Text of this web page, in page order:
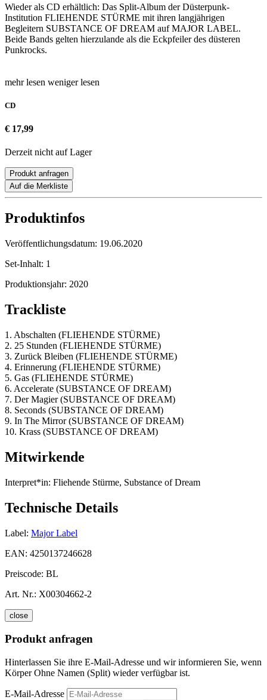
Wieder als CD erhältlich: Das Split-Album der Düsterpunk-
Institution FLIEHENDE STÜRME mit ihren langjährigen
Begleitern SUBSTANCE OF DREAM auf MAJOR LABEL.
Beide Bands gelten hierzulande als die Eckpfeiler des düsteren
Punkrocks.
mehr lesen weniger lesen
CD
€ 17,99
Derzeit nicht auf Lager
Produkt anfragen
Auf die Merkliste
Produktinfos
Veröffentlichungsdatum: 19.06.2020
Set-Inhalt: 1
Produktionsjahr: 2020
Trackliste
1. Abschalten (FLIEHENDE STÜRME)
2. 25 Stunden (FLIEHENDE STÜRME)
3. Zurück Bleiben (FLIEHENDE STÜRME)
4. Erinnerung (FLIEHENDE STÜRME)
5. Gas (FLIEHENDE STÜRME)
6. Accelerate (SUBSTANCE OF DREAM)
7. Der Magier (SUBSTANCE OF DREAM)
8. Seconds (SUBSTANCE OF DREAM)
9. In The Mirror (SUBSTANCE OF DREAM)
10. Krass (SUBSTANCE OF DREAM)
Mitwirkende
Interpret*in: Fliehende Stürme, Substance of Dream
Technische Details
Label: Major Label
EAN: 4250137246628
Preiscode: BL
Art. Nr.: X00304662-2
close
Produkt anfragen
Hinterlassen Sie ihre E-Mail-Adresse und wir informieren Sie, wenn
Körper Ohne Namen (Split) wieder verfügbar ist.
E-Mail-Adresse